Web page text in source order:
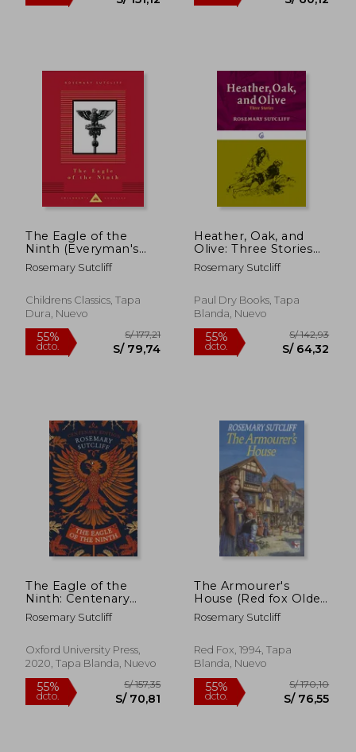
55%
dcto. dcto.
50%
dcto.
S/ 302,24
S/ 151,12
55%
dcto.
The Eagle of the
Ninth (Everyman's
Library CHILDREN'S
CLASSICS)
Rosemary Sutcliff
Childrens Classics, Tapa
Dura, Nuevo
Heather, Oak, and
Olive: Three Stories
(en Inglés)
Rosemary Sutcliff
Paul Dry Books, Tapa
Blanda, Nuevo
The Eagle of the
Ninth: Centenary
Edition (The Eagle of
the Ninth Film Tie-In
Rosemary Sutcliff
Oxford University Press,
2020, Tapa Blanda, Nuevo
The Armourer's
House (Red fox Older
Fiction) (en Inglés)
Rosemary Sutcliff
Red Fox, 1994, Tapa
Blanda, Nuevo